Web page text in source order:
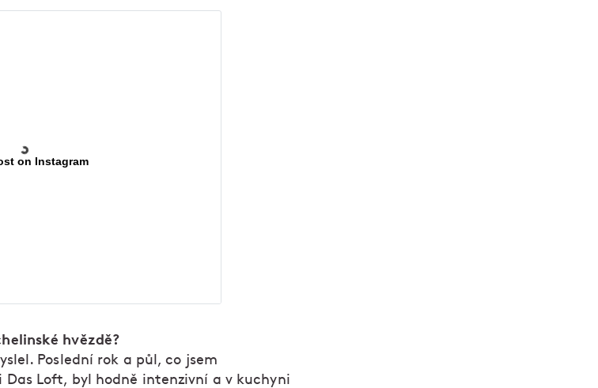
on Instagram
hvězdě?
Poslední rok a půl, co jsem
Loft, byl hodně intenzivní a v kuchyni